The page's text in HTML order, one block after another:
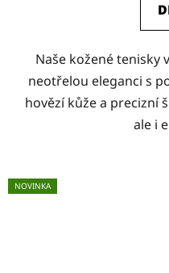
Naše kožené tenisky
neotřelou eleganci s
hovězí kůže a precizní
ale i
NOVINKA